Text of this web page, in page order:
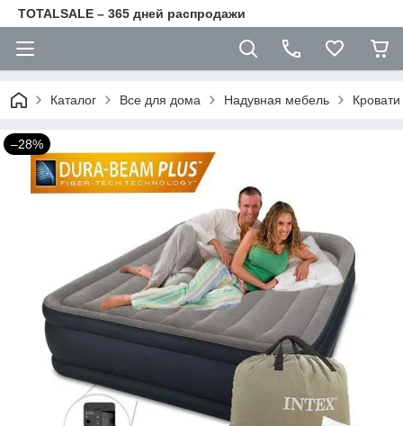
TOTALSALE – 365 дней распродажи
Каталог Все для дома Надувная мебель Кровати
–28%